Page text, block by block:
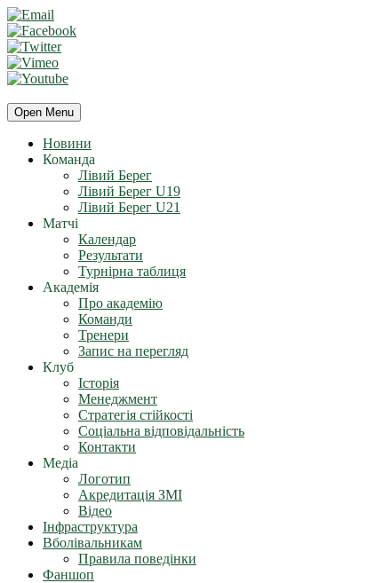
Open Menu
Новини
Команда
Лівий Берег
Лівий Берег U19
Лівий Берег U21
Матчі
Календар
Результати
Турнірна таблиця
Академія
Про академію
Команди
Тренери
Запис на перегляд
Клуб
Історія
Менеджмент
Стратегія стійкості
Соціальна відповідальність
Контакти
Медіа
Логотип
Акредитація ЗМІ
Відео
Інфраструктура
Вболівальникам
Правила поведінки
Фаншоп